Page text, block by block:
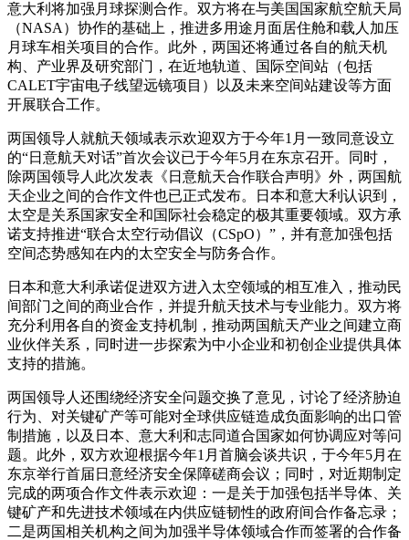
意大利将加强月球探测合作。双方将在与美国国家航空航天局
（NASA）协作的基础上，推进多用途月面居住舱和载人加压
月球车相关项目的合作。此外，两国还将通过各自的航天机
构、产业界及研究部门，在近地轨道、国际空间站（包括
CALET宇宙电子线望远镜项目）以及未来空间站建设等方面
开展联合工作。
两国领导人就航天领域表示欢迎双方于今年1月一致同意设立
的“日意航天对话”首次会议已于今年5月在东京召开。同时，
除两国领导人此次发表《日意航天合作联合声明》外，两国航
天企业之间的合作文件也已正式发布。日本和意大利认识到，
太空是关系国家安全和国际社会稳定的极其重要领域。双方承
诺支持推进“联合太空行动倡议（CSpO）”，并有意加强包括
空间态势感知在内的太空安全与防务合作。
日本和意大利承诺促进双方进入太空领域的相互准入，推动民
间部门之间的商业合作，并提升航天技术与专业能力。双方将
充分利用各自的资金支持机制，推动两国航天产业之间建立商
业伙伴关系，同时进一步探索为中小企业和初创企业提供具体
支持的措施。
两国领导人还围绕经济安全问题交换了意见，讨论了经济胁迫
行为、对关键矿产等可能对全球供应链造成负面影响的出口管
制措施，以及日本、意大利和志同道合国家如何协调应对等问
题。此外，双方欢迎根据今年1月首脑会谈共识，于今年5月在
东京举行首届日意经济安全保障磋商会议；同时，对近期制定
完成的两项合作文件表示欢迎：一是关于加强包括半导体、关
键矿产和先进技术领域在内供应链韧性的政府间合作备忘录；
二是两国相关机构之间为加强半导体领域合作而签署的合作备